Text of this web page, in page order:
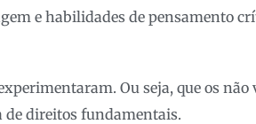
e habilidades de pensamento
Ou seja, que os não
direitos fundamentais.